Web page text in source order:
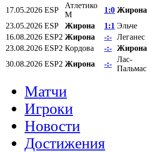
17.05.2026 ESP
Атлетико
М
1:0 Жирона
23.05.2026 ESP Жирона 1:1 Эльче
16.08.2026 ESP2 Жирона -:- Леганес
23.08.2026 ESP2 Кордова -:- Жирона
30.08.2026 ESP2 Жирона -:-
Лас-
Пальмас
Матчи
Игроки
Новости
Достижения